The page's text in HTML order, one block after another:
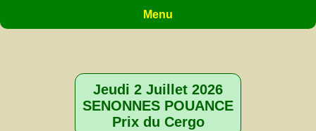
Menu
Jeudi 2 Juillet 2026
SENONNES POUANCE
Prix du Cergo